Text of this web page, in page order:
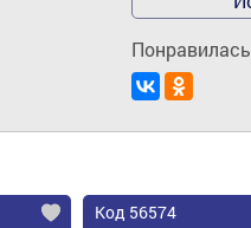
Код 56574